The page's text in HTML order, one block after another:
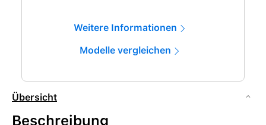
Weitere Informationen
Modelle vergleichen
Übersicht
Beschreibung